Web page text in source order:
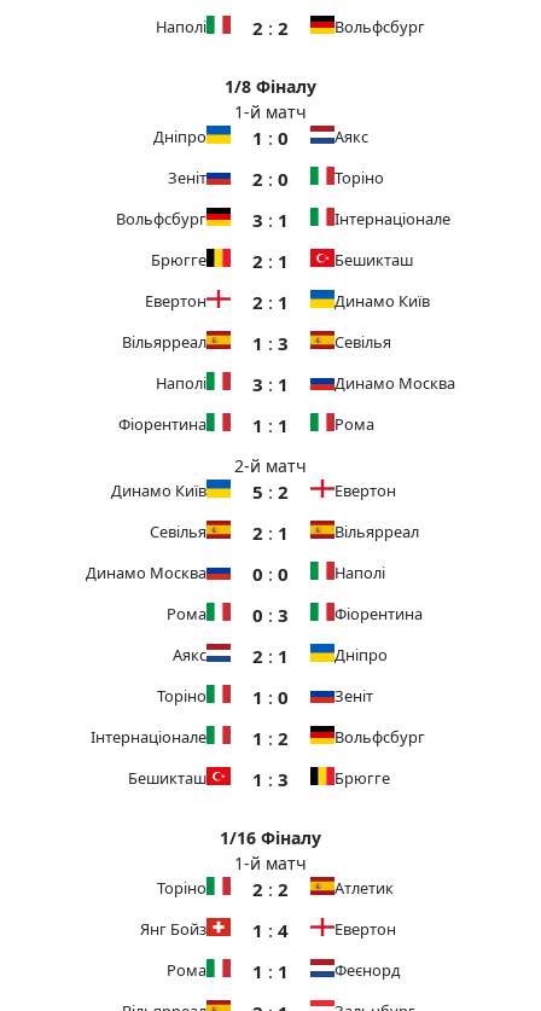
Наполі
2 : 2 Вольфсбург
1/8 Фіналу
1-й матч
Дніпро 1 : 0
Аякс
Зеніт
2 : 0
Торіно
Вольфсбург
3 : 1
Інтернаціонале
Брюгге
2 : 1
Бешикташ
Евертон
2 : 1
Динамо Київ
Вільярреал
1 : 3
Севілья
Наполі
3 : 1
Динамо Москва
Фіорентина
1 : 1 Рома
2-й матч
Динамо Київ 5 : 2
Евертон
Севілья
2 : 1
Вільярреал
Динамо Москва
0 : 0
Наполі
Рома
0 : 3
Фіорентина
Аякс
2 : 1
Дніпро
Торіно
1 : 0
Зеніт
Інтернаціонале
1 : 2
Вольфсбург
Бешикташ
1 : 3 Брюгге
1/16 Фіналу
1-й матч
Торіно 2 : 2
Атлетик
Янг Бойз
1 : 4
Евертон
Рома
1 : 1
Феєнорд